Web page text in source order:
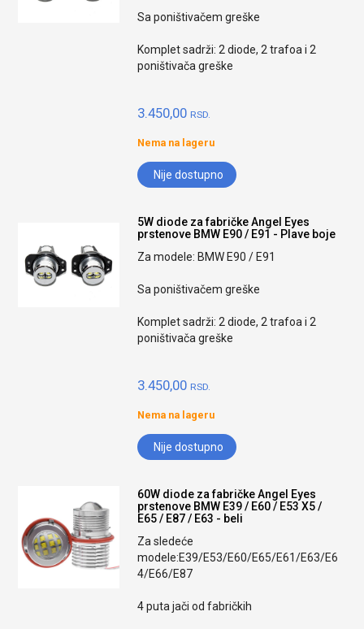
Sa poništivačem greške
Komplet sadrži: 2 diode, 2 trafoa i 2
poništivača greške
3.450,00 RSD.
Nema na lageru
Nije dostupno
5W diode za fabričke Angel Eyes
prstenove BMW E90 / E91 - Plave boje
Za modele: BMW E90 / E91
Sa poništivačem greške
Komplet sadrži: 2 diode, 2 trafoa i 2
poništivača greške
3.450,00 RSD.
Nema na lageru
Nije dostupno
60W diode za fabričke Angel Eyes
prstenove BMW E39 / E60 / E53 X5 /
E65 / E87 / E63 - beli
Za sledeće
modele:E39/E53/E60/E65/E61/E63/E6
4/E66/E87
4 puta jači od fabričkih